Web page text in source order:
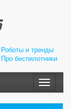
Роботы и тренды
Про беспилотники
Меню